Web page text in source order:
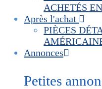
ACHETÉS
Après l'achat
PIÈCES
Annonces
Petites